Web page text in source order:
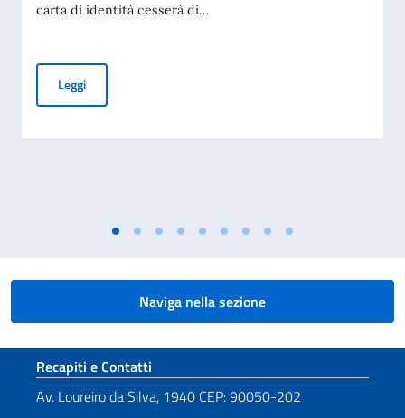
carta di identità cesserà di...
LeggiCessazione della validità della carta d’identità cartacea
Naviga nella sezione
Sezione footer
Recapiti e Contatti
Av. Loureiro da Silva, 1940 CEP: 90050-202